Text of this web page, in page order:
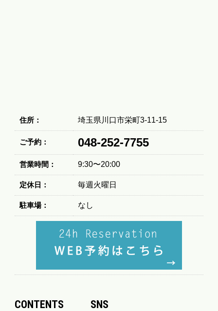
住所： 埼玉県川口市栄町3-11-15
ご予約： 048-252-7755
営業時間： 9:30〜20:00
定休日： 毎週火曜日
駐車場： なし
CONTENTS SNS